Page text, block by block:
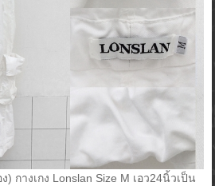
กางเกง Lonslan Size M เอว24นิ้วเป็น